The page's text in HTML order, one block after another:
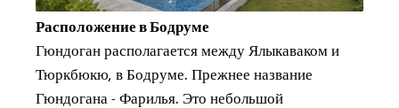
Расположение в Бодруме
Гюндоган располагается между Ялыкаваком и
Тюркбюкю, в Бодруме. Прежнее название
Гюндогана - Фарилья. Это небольшой